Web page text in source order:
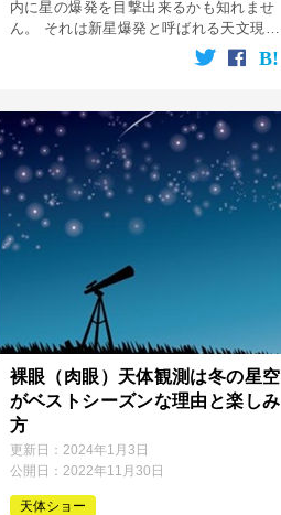
内に星の爆発を目撃出来るかも知れませ
ん。 それは新星爆発と呼ばれる天文現象
で、ある日突然、夜空に光輝く星が出現
し、日本はもちろん世界各地で肉眼でハ
[…]
裸眼（肉眼）天体観測は冬の星空
がベストシーズンな理由と楽しみ
方
更新日： 2024年1月3日
公開日： 2022年11月30日
天体ショー